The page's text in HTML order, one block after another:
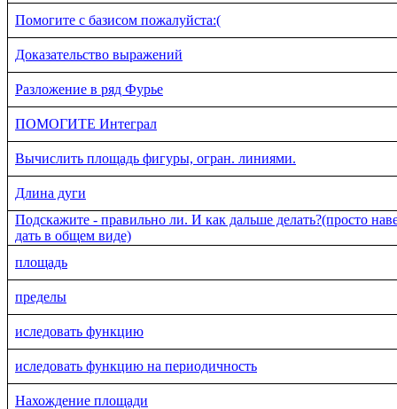
Помогите с базисом пожалуйста:(
Доказательство выражений
Разложение в ряд Фурье
ПОМОГИТЕ Интеграл
Вычислить площадь фигуры, огран. линиями.
Длина дуги
Подскажите - правильно ли. И как дальше делать?(просто
дать в общем виде)
площадь
пределы
иследовать функцию
иследовать функцию на периодичность
Нахождение площади